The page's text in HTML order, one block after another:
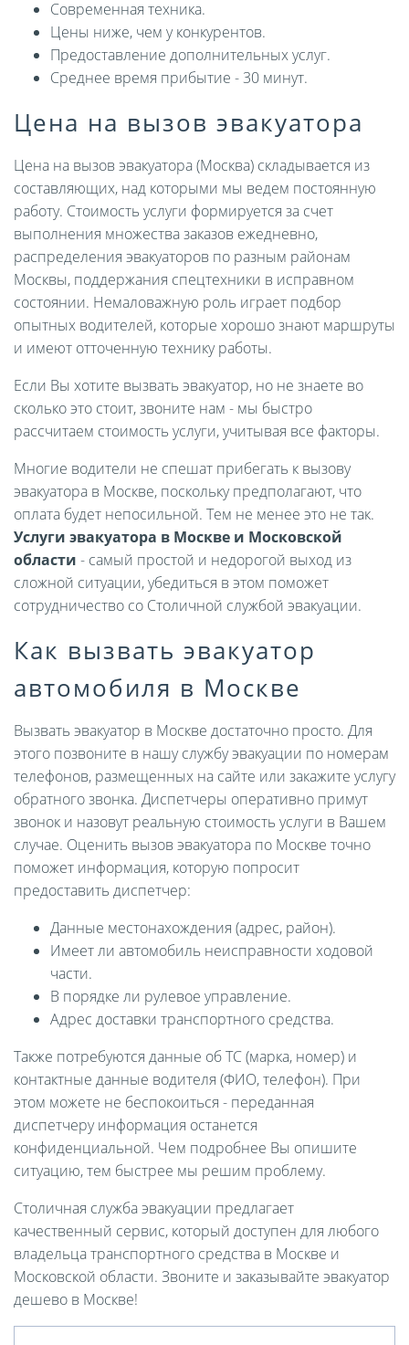
Современная техника.
Цены ниже, чем у конкурентов.
Предоставление дополнительных услуг.
Среднее время прибытие - 30 минут.
Цена на вызов эвакуатора
Цена на вызов эвакуатора (Москва) складывается из
составляющих, над которыми мы ведем постоянную
работу. Стоимость услуги формируется за счет
выполнения множества заказов ежедневно,
распределения эвакуаторов по разным районам
Москвы, поддержания спецтехники в исправном
состоянии. Немаловажную роль играет подбор
опытных водителей, которые хорошо знают маршруты
и имеют отточенную технику работы.
Если Вы хотите вызвать эвакуатор, но не знаете во
сколько это стоит, звоните нам - мы быстро
рассчитаем стоимость услуги, учитывая все факторы.
Многие водители не спешат прибегать к вызову
эвакуатора в Москве, поскольку предполагают, что
оплата будет непосильной. Тем не менее это не так.
Услуги эвакуатора в Москве и Московской
области - самый простой и недорогой выход из
сложной ситуации, убедиться в этом поможет
сотрудничество со Столичной службой эвакуации.
Как вызвать эвакуатор
автомобиля в Москве
Вызвать эвакуатор в Москве достаточно просто. Для
этого позвоните в нашу службу эвакуации по номерам
телефонов, размещенных на сайте или закажите услугу
обратного звонка. Диспетчеры оперативно примут
звонок и назовут реальную стоимость услуги в Вашем
случае. Оценить вызов эвакуатора по Москве точно
поможет информация, которую попросит
предоставить диспетчер:
Данные местонахождения (адрес, район).
Имеет ли автомобиль неисправности ходовой
части.
В порядке ли рулевое управление.
Адрес доставки транспортного средства.
Также потребуются данные об ТС (марка, номер) и
контактные данные водителя (ФИО, телефон). При
этом можете не беспокоиться - переданная
диспетчеру информация останется
конфиденциальной. Чем подробнее Вы опишите
ситуацию, тем быстрее мы решим проблему.
Столичная служба эвакуации предлагает
качественный сервис, который доступен для любого
владельца транспортного средства в Москве и
Московской области. Звоните и заказывайте эвакуатор
дешево в Москве!